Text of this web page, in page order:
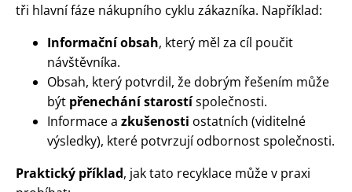
tři hlavní fáze nákupního cyklu zákazníka. Například:
Informační obsah, který měl za cíl poučit
návštěvníka.
Obsah, který potvrdil, že dobrým řešením může
být přenechání starostíspolečnosti.
Informace a zkušenosti ostatních (viditelné
výsledky), které potvrzují odbornost společnosti.
Praktický příklad, jak tato recyklace může v praxi